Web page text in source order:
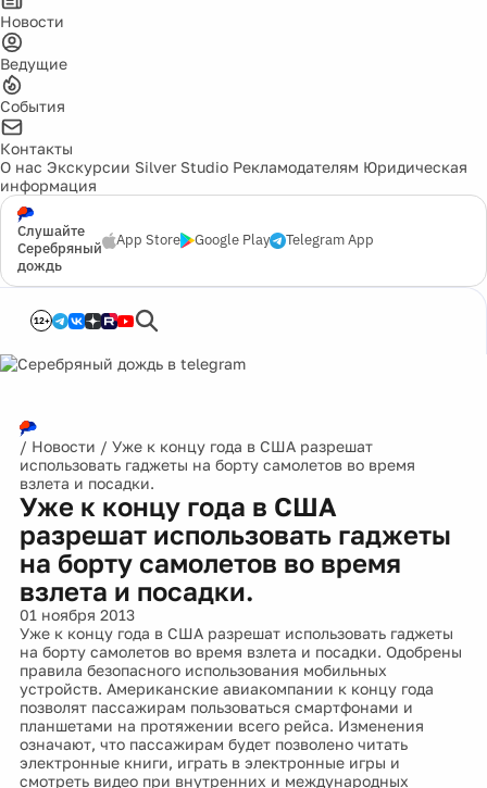
Новости
Ведущие
События
Контакты
О нас Экскурсии Silver Studio Рекламодателям Юридическая
информация
Слушайте
Серебряный
дождь
App Store Google Play Telegram App
12+
/ Новости / Уже к концу года в США разрешат
использовать гаджеты на борту самолетов во время
взлета и посадки.
Уже к концу года в США
разрешат использовать гаджеты
на борту самолетов во время
взлета и посадки.
01 ноября 2013
Уже к концу года в США разрешат использовать гаджеты
на борту самолетов во время взлета и посадки. Одобрены
правила безопасного использования мобильных
устройств. Американские авиакомпании к концу года
позволят пассажирам пользоваться смартфонами и
планшетами на протяжении всего рейса. Изменения
означают, что пассажирам будет позволено читать
электронные книги, играть в электронные игры и
смотреть видео при внутренних и международных